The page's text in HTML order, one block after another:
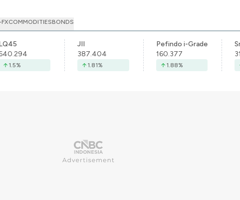
COMMODITIESBONDS
1.5%
JII
387.404
1.81%
Pefindo i-Grade
160.377
1.88%